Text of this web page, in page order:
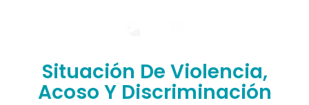
Situación De Violencia,
Acoso Y Discriminación